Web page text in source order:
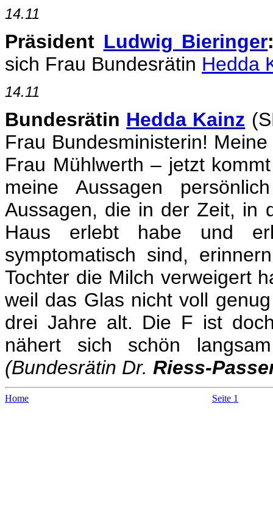
14.11
Präsident Ludwig Bieringer
sich Frau Bundesrätin Hedda
14.11
Bundesrätin Hedda Kainz
Frau Bundesministerin!
Frau Mühlwerth – jetzt
meine Aussagen
Aussagen, die in der Zeit, in
Haus erlebt habe und
symptomatisch sind,
Tochter die Milch verweigert
weil das Glas nicht voll
drei Jahre alt. Die F ist
nähert sich schön
(Bundesrätin Dr. Riess-
Home Seite 1